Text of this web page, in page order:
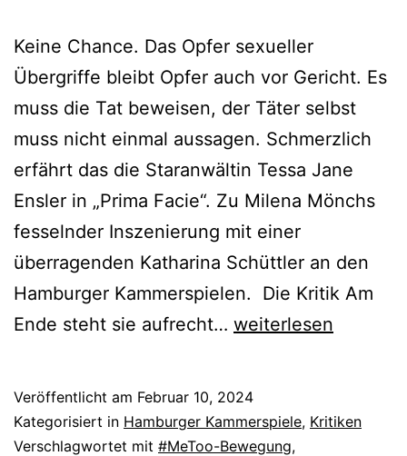
Keine Chance. Das Opfer sexueller
Übergriffe bleibt Opfer auch vor Gericht. Es
muss die Tat beweisen, der Täter selbst
muss nicht einmal aussagen. Schmerzlich
erfährt das die Staranwältin Tessa Jane
Ensler in „Prima Facie“. Zu Milena Mönchs
fesselnder Inszenierung mit einer
überragenden Katharina Schüttler an den
Hamburger Kammerspielen. Die Kritik Am
Ende steht sie aufrecht… Prima
weiterlesen
Veröffentlicht am Februar 10, 2024
Kategorisiert in Hamburger Kammerspiele, Kritiken
Verschlagwortet mit #MeToo-Bewegung,